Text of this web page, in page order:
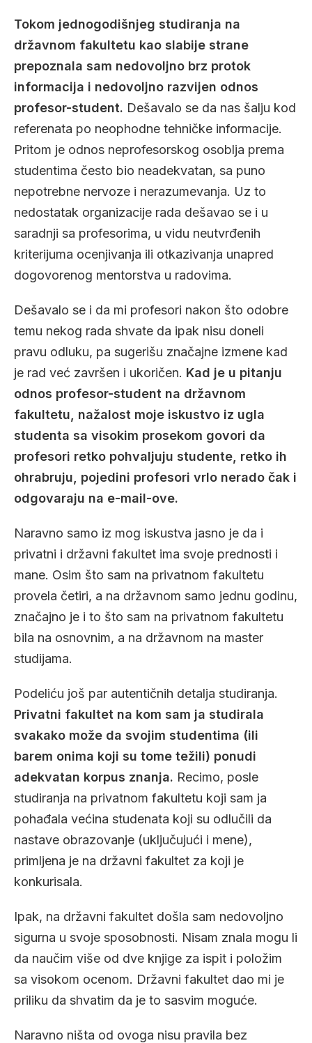
Tokom jednogodišnjeg studiranja na
državnom fakultetu kao slabije strane
prepoznala sam nedovoljno brz protok
informacija i nedovoljno razvijen odnos
profesor-student. Dešavalo se da nas šalju kod
referenata po neophodne tehničke informacije.
Pritom je odnos neprofesorskog osoblja prema
studentima često bio neadekvatan, sa puno
nepotrebne nervoze i nerazumevanja. Uz to
nedostatak organizacije rada dešavao se i u
saradnji sa profesorima, u vidu neutvrđenih
kriterijuma ocenjivanja ili otkazivanja unapred
dogovorenog mentorstva u radovima.
Dešavalo se i da mi profesori nakon što odobre
temu nekog rada shvate da ipak nisu doneli
pravu odluku, pa sugerišu značajne izmene kad
je rad već završen i ukoričen. Kad je u pitanju
odnos profesor-student na državnom
fakultetu, nažalost moje iskustvo iz ugla
studenta sa visokim prosekom govori da
profesori retko pohvaljuju studente, retko ih
ohrabruju, pojedini profesori vrlo nerado čak i
odgovaraju na e-mail-ove.
Naravno samo iz mog iskustva jasno je da i
privatni i državni fakultet ima svoje prednosti i
mane. Osim što sam na privatnom fakultetu
provela četiri, a na državnom samo jednu godinu,
značajno je i to što sam na privatnom fakultetu
bila na osnovnim, a na državnom na master
studijama.
Podeliću još par autentičnih detalja studiranja.
Privatni fakultet na kom sam ja studirala
svakako može da svojim studentima (ili
barem onima koji su tome težili) ponudi
adekvatan korpus znanja. Recimo, posle
studiranja na privatnom fakultetu koji sam ja
pohađala većina studenata koji su odlučili da
nastave obrazovanje (uključujući i mene),
primljena je na državni fakultet za koji je
konkurisala.
Ipak, na državni fakultet došla sam nedovoljno
sigurna u svoje sposobnosti. Nisam znala mogu li
da naučim više od dve knjige za ispit i položim
sa visokom ocenom. Državni fakultet dao mi je
priliku da shvatim da je to sasvim moguće.
Naravno ništa od ovoga nisu pravila bez